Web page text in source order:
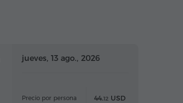
jueves, 13 ago., 2026
Precio por persona 44.12 USD